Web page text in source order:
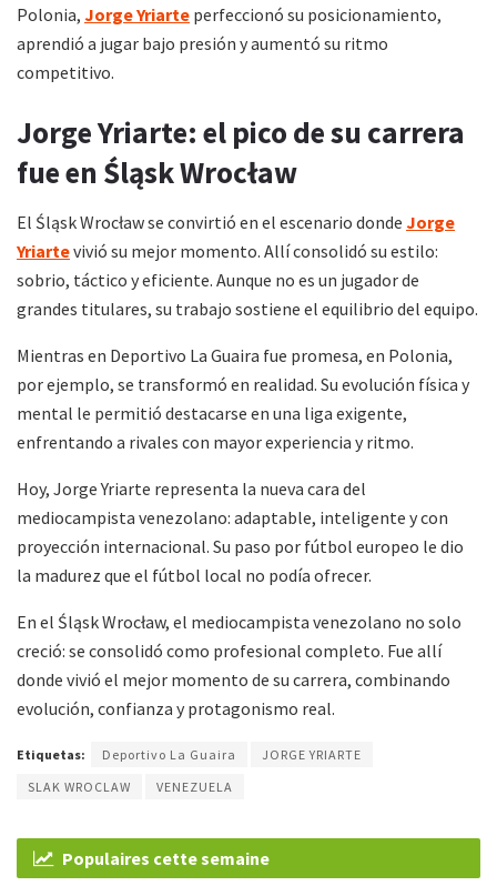
Polonia, Jorge Yriarte perfeccionó su posicionamiento,
aprendió a jugar bajo presión y aumentó su ritmo
competitivo.
Jorge Yriarte: el pico de su carrera
fue en Śląsk Wrocław
El Śląsk Wrocław se convirtió en el escenario donde Jorge
Yriartevivió su mejor momento. Allí consolidó su estilo:
sobrio, táctico y eficiente. Aunque no es un jugador de
grandes titulares, su trabajo sostiene el equilibrio del equipo.
Mientras en Deportivo La Guaira fue promesa, en Polonia,
por ejemplo, se transformó en realidad. Su evolución física y
mental le permitió destacarse en una liga exigente,
enfrentando a rivales con mayor experiencia y ritmo.
Hoy, Jorge Yriarte representa la nueva cara del
mediocampista venezolano: adaptable, inteligente y con
proyección internacional. Su paso por fútbol europeo le dio
la madurez que el fútbol local no podía ofrecer.
En el Śląsk Wrocław, el mediocampista venezolano no solo
creció: se consolidó como profesional completo. Fue allí
donde vivió el mejor momento de su carrera, combinando
evolución, confianza y protagonismo real.
Etiquetas: Deportivo La Guaira
JORGE YRIARTE
SLAK WROCLAW
VENEZUELA
Populaires cette semaine